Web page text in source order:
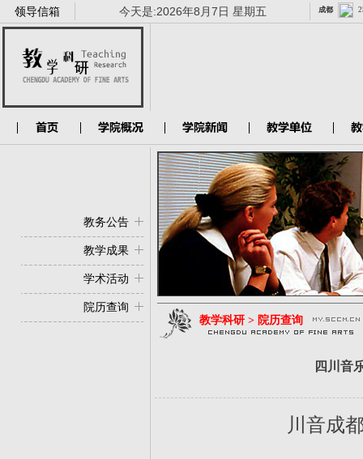
领导信箱 今天是:2026年8月7日 星期五
教务公告
教学成果
学术活动
院历查询
教学科研 > 院历查询
四川音
川音成